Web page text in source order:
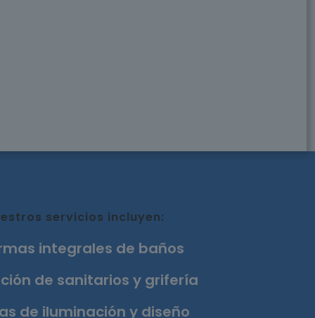
servicios incluyen:
integrales de baños
de sanitarios y grifería
de iluminación y diseño